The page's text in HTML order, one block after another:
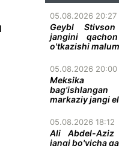
05.08.2026 20:27
Geybl
jangini
o'tkazishi malum
05.08.2026 20:00
Meksika
markaziy jangi
05.08.2026 18:12
Ali Abdel-
jangi bo'yicha